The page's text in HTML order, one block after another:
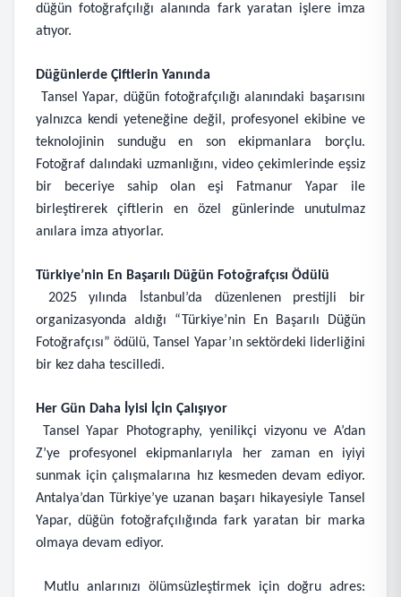
düğün fotoğrafçılığı alanında fark yaratan işlere imza
atıyor.
Düğünlerde Çiftlerin Yanında
Tansel Yapar, düğün fotoğrafçılığı alanındaki başarısını
yalnızca kendi yeteneğine değil, profesyonel ekibine ve
teknolojinin sunduğu en son ekipmanlara borçlu.
Fotoğraf dalındaki uzmanlığını, video çekimlerinde eşsiz
bir beceriye sahip olan eşi Fatmanur Yapar ile
birleştirerek çiftlerin en özel günlerinde unutulmaz
anılara imza atıyorlar.
Türkiye’nin En Başarılı Düğün Fotoğrafçısı Ödülü
2025 yılında İstanbul’da düzenlenen prestijli bir
organizasyonda aldığı “Türkiye’nin En Başarılı Düğün
Fotoğrafçısı” ödülü, Tansel Yapar’ın sektördeki liderliğini
bir kez daha tescilledi.
Her Gün Daha İyisi İçin Çalışıyor
Tansel Yapar Photography, yenilikçi vizyonu ve A’dan
Z’ye profesyonel ekipmanlarıyla her zaman en iyiyi
sunmak için çalışmalarına hız kesmeden devam ediyor.
Antalya’dan Türkiye’ye uzanan başarı hikayesiyle Tansel
Yapar, düğün fotoğrafçılığında fark yaratan bir marka
olmaya devam ediyor.
Mutlu anlarınızı ölümsüzleştirmek için doğru adres: